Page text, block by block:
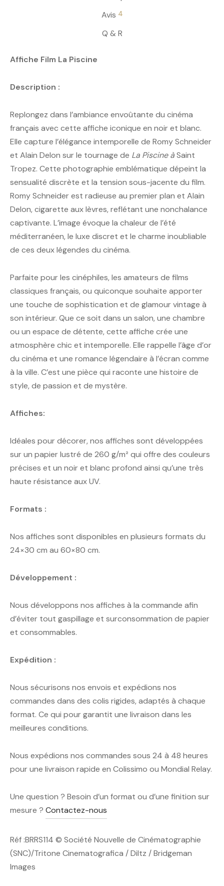
Avis 4
Q & R
Affiche Film La Piscine
Description :
Replongez dans l’ambiance envoûtante du cinéma
français avec cette affiche iconique en noir et blanc.
Elle capture l’élégance intemporelle de Romy Schneider
et Alain Delon sur le tournage de La Piscine àSaint
Tropez. Cette photographie emblématique dépeint la
sensualité discrète et la tension sous-jacente du film.
Romy Schneider est radieuse au premier plan et Alain
Delon, cigarette aux lèvres, reflétant une nonchalance
captivante. L’image évoque la chaleur de l’été
méditerranéen, le luxe discret et le charme inoubliable
de ces deux légendes du cinéma.
Parfaite pour les cinéphiles, les amateurs de films
classiques français, ou quiconque souhaite apporter
une touche de sophistication et de glamour vintage à
son intérieur. Que ce soit dans un salon, une chambre
ou un espace de détente, cette affiche crée une
atmosphère chic et intemporelle. Elle rappelle l’âge d’or
du cinéma et une romance légendaire à l’écran comme
à la ville. C’est une pièce qui raconte une histoire de
style, de passion et de mystère.
Affiches:
Idéales pour décorer, nos affiches sont développées
sur un papier lustré de 260 g/m² qui offre des couleurs
précises et un noir et blanc profond ainsi qu’une très
haute résistance aux UV.
Formats :
Nos affiches sont disponibles en plusieurs formats du
24×30 cm au 60×80 cm.
Développement :
Nous développons nos affiches à la commande afin
d’éviter tout gaspillage et surconsommation de papier
et consommables.
Expédition :
Nous sécurisons nos envois et expédions nos
commandes dans des colis rigides, adaptés à chaque
format. Ce qui pour garantit une livraison dans les
meilleures conditions.
Nous expédions nos commandes sous 24 à 48 heures
pour une livraison rapide en Colissimo ou Mondial Relay.
Une question ? Besoin d’un format ou d’une finition sur
mesure ? Contactez-nous
Réf :BRRS114 © Société Nouvelle de Cinématographie
(SNC)/Tritone Cinematografica / Diltz / Bridgeman
Images